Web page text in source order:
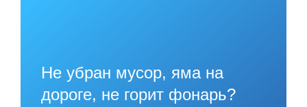
Не убран мусор, яма на
дороге, не горит фонарь?